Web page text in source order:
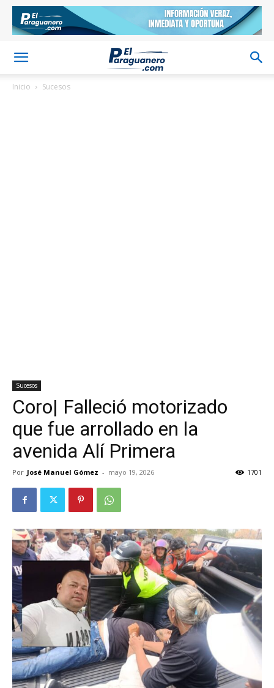
Inicio Sucesos
Sucesos
Coro| Falleció motorizado
que fue arrollado en la
avenida Alí Primera
Por José Manuel Gómez - mayo 19, 2026 1701